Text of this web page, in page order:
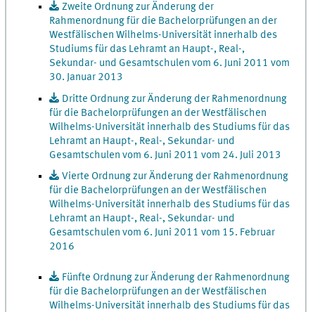
Zweite Ordnung zur Änderung der
Rahmenordnung für die Bachelorprüfungen an der
Westfälischen Wilhelms-Universität innerhalb des
Studiums für das Lehramt an Haupt-, Real-,
Sekundar- und Gesamtschulen vom 6. Juni 2011 vom
30. Januar 2013
Dritte Ordnung zur Änderung der Rahmenordnung
für die Bachelorprüfungen an der Westfälischen
Wilhelms-Universität innerhalb des Studiums für das
Lehramt an Haupt-, Real-, Sekundar- und
Gesamtschulen vom 6. Juni 2011 vom 24. Juli 2013
Vierte Ordnung zur Änderung der Rahmenordnung
für die Bachelorprüfungen an der Westfälischen
Wilhelms-Universität innerhalb des Studiums für das
Lehramt an Haupt-, Real-, Sekundar- und
Gesamtschulen vom 6. Juni 2011 vom 15. Februar
2016
Fünfte Ordnung zur Änderung der Rahmenordnung
für die Bachelorprüfungen an der Westfälischen
Wilhelms-Universität innerhalb des Studiums für das